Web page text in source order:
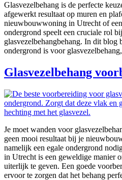
Glasvezelbehang is de perfecte
afgewerkt resultaat op muren en
nieuwbouwwoning in Utrecht of
ondergrond speelt een cruciale rol
glasvezelbehangbehang. In dit blog
ondergrond is voor
Glasvezelbehang
Je moet wanden voor
geen mooi resultaat bij je
namelijk een egale ondergrond
in Utrecht is een geweldige manier
uiterlijk te geven. Een goede
ervoor te zorgen dat het behang